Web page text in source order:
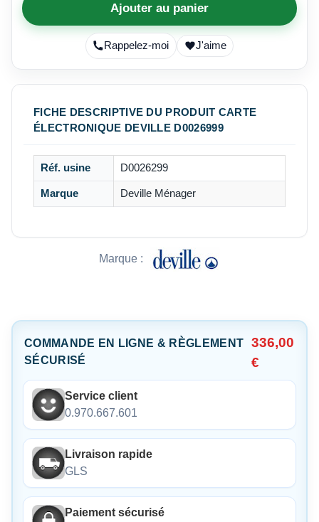
Ajouter au panier
Rappelez-moi J'aime
FICHE DESCRIPTIVE DU PRODUIT CARTE
ÉLECTRONIQUE DEVILLE D0026999
Réf. usine D0026299
Marque Deville Ménager
Marque :
COMMANDE EN LIGNE & RÈGLEMENT
SÉCURISÉ
336,00
€
Service client
0.970.667.601
Livraison rapide
GLS
Paiement sécurisé